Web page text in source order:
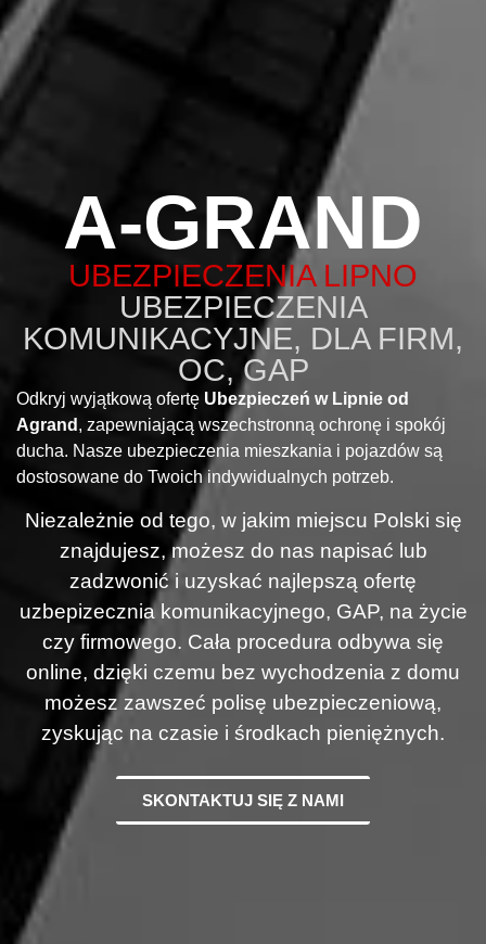
A-GRAND
UBEZPIECZENIA LIPNO
UBEZPIECZENIA
KOMUNIKACYJNE, DLA FIRM,
OC, GAP
Odkryj wyjątkową ofertę Ubezpieczeń w Lipnie od
Agrand , zapewniającą wszechstronną ochronę i spokój
ducha. Nasze ubezpieczenia mieszkania i pojazdów są
dostosowane do Twoich indywidualnych potrzeb.
Niezależnie od tego, w jakim miejscu Polski się
znajdujesz, możesz do nas napisać lub
zadzwonić i uzyskać najlepszą ofertę
uzbepizecznia komunikacyjnego, GAP, na życie
czy firmowego. Cała procedura odbywa się
online, dzięki czemu bez wychodzenia z domu
możesz zawszeć polisę ubezpieczeniową,
zyskując na czasie i środkach pieniężnych.
SKONTAKTUJ SIĘ Z NAMI